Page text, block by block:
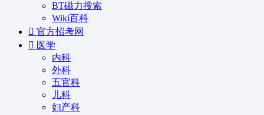
BT磁力搜索
Wiki百科
官方招考网
医学
内科
外科
五官科
儿科
妇产科